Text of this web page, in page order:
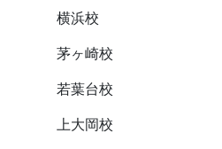
横浜校
茅ヶ崎校
若葉台校
上大岡校